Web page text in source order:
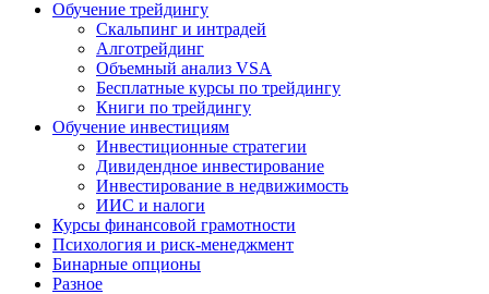
Обучение трейдингу
Скальпинг и интрадей
Алготрейдинг
Объемный анализ VSA
Бесплатные курсы по трейдингу
Книги по трейдингу
Обучение инвестициям
Инвестиционные стратегии
Дивидендное инвестирование
Инвестирование в недвижимость
ИИС и налоги
Курсы финансовой грамотности
Психология и риск-менеджмент
Бинарные опционы
Разное